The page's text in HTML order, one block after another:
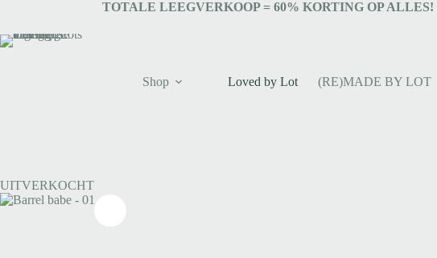
TOTALE LEEGVERKOOP = 60% KORTING OP ALLES!
Shop Loved by Lot (RE)MADE BY LOT
UITVERKOCHT